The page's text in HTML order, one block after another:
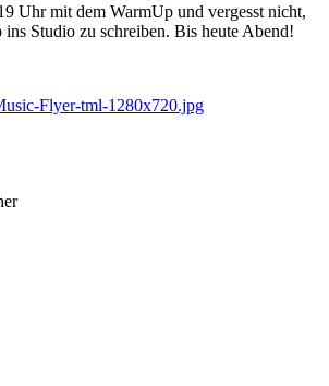
Uhr mit dem WarmUp und vergesst nicht,
Studio zu schreiben. Bis heute Abend!
Flyer-tml-1280x720.jpg